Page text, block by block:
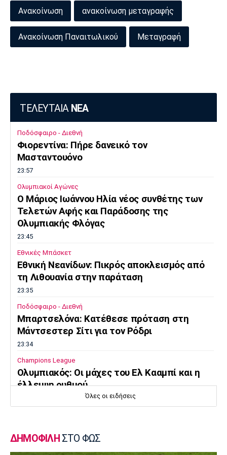
Πόρτο Μπενφίκα
Ανακοίνωση ανακοίνωση μεταγραφής
Ανακοίνωση Παναιτωλικού Μεταγραφή
ΤΕΛΕΥΤΑΙΑ ΝΕΑ
Ποδόσφαιρο - Διεθνή
Φιορεντίνα: Πήρε δανεικό τον
Μασταντουόνο
23:57
Ολυμπιακοί Αγώνες
O Μάριος Ιωάννου Ηλία νέος συνθέτης των
Τελετών Αφής και Παράδοσης της
Ολυμπιακής Φλόγας
23:45
Εθνικές Μπάσκετ
Εθνική Νεανίδων: Πικρός αποκλεισμός από
τη Λιθουανία στην παράταση
23:35
Ποδόσφαιρο - Διεθνή
Μπαρτσελόνα: Κατέθεσε πρόταση στη
Μάντσεστερ Σίτι για τον Ρόδρι
23:34
Champions League
Ολυμπιακός: Οι μάχες του Ελ Κααμπί και η
έλλειψη ρυθμού
23:22
Όλες οι ειδήσεις
ΔΗΜΟΦΙΛΗ ΣΤΟ ΦΩΣ